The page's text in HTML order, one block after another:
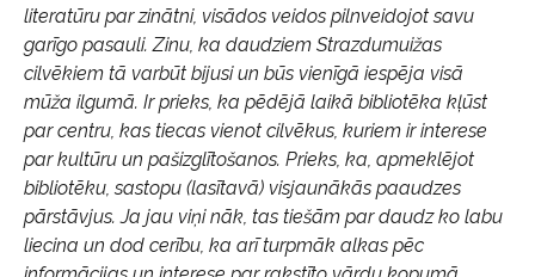
literatūru par zinātni, visādos veidos pilnveidojot savu
garīgo pasauli. Zinu, ka daudziem Strazdumuižas
cilvēkiem tā varbūt bijusi un būs vienīgā iespēja visā
mūža ilgumā. Ir prieks, ka pēdējā laikā bibliotēka kļūst
par centru, kas tiecas vienot cilvēkus, kuriem ir interese
par kultūru un pašizglītošanos. Prieks, ka, apmeklējot
bibliotēku, sastopu (lasītavā) visjaunākās paaudzes
pārstāvjus. Ja jau viņi nāk, tas tiešām par daudz ko labu
liecina un dod cerību, ka arī turpmāk alkas pēc